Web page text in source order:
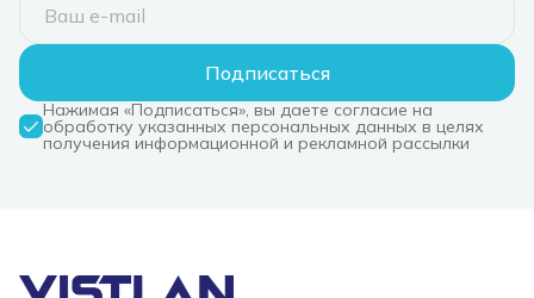
Подписаться
Нажимая «Подписаться», вы даете согласие на
обработку указанных персональных данных в целях
получения информационной и рекламной рассылки